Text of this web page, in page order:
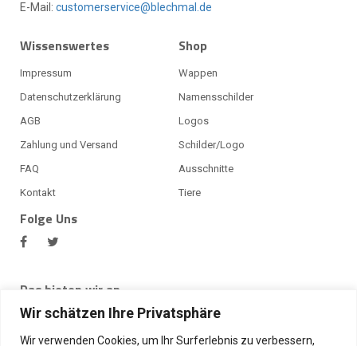
Wir schätzen Ihre Privatsphäre
Wir verwenden Cookies, um Ihr Surferlebnis zu verbessern,
E-Mail: customerservice@blechmal.de
Wissenswertes
Impressum
Datenschutzerklärung
AGB
Zahlung und Versand
FAQ
Kontakt
Shop
Wappen
Namensschilder
Logos
Schilder/Logo
Ausschnitte
Tiere
Folge Uns
Das bieten wir an
Bei BlechMal bekommst du viele Produkte, unter anderem ein
Alu Riffelblech oder Alu Lochblech, Edelstahlblech,
Aluminiumblech, Blechprofile, Alu Winkelprofil, Warzenbleche,